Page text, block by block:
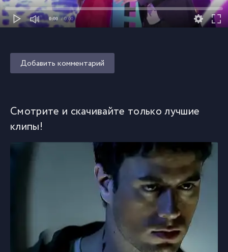
0:00 / 0:00
Добавить комментарий
Смотрите и скачивайте только лучшие
клипы!